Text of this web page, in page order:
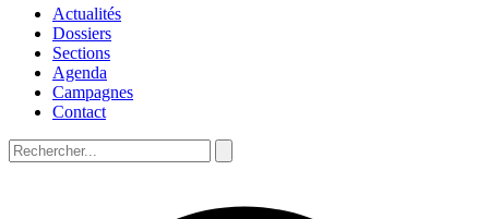
Actualités
Dossiers
Sections
Agenda
Campagnes
Contact